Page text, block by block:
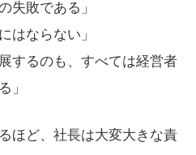
失敗である」
はならない」
するのも、すべては経営者
」
ほど、社長は大変大きな責